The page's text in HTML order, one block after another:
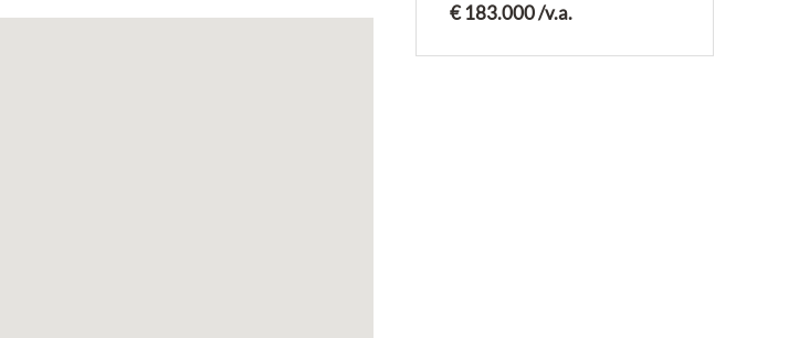
€ 183.000/v.a.